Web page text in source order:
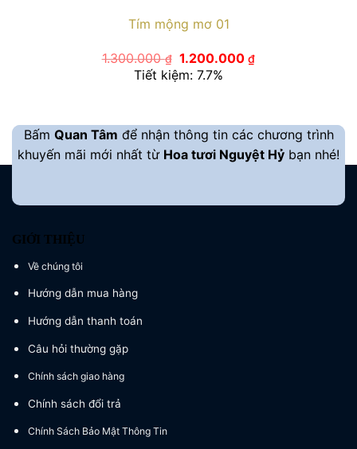
Tím mộng mơ 01
1.300.000₫ Giá
gốc
là:
1.200.000₫Giá
Tiết kiệm: 7.7%
Bấm Quan Tâm để nhận thông tin các chương trình
khuyến mãi mới nhất từ Hoa tươi Nguyệt Hỷ bạn nhé!
GIỚI THIỆU
Về chúng tôi
Hướng dẫn mua hàng
Hướng dẫn thanh toán
Câu hỏi thường gặp
Chính sách giao hàng
Chính sách đổi trả
Chính Sách Bảo Mật Thông Tin